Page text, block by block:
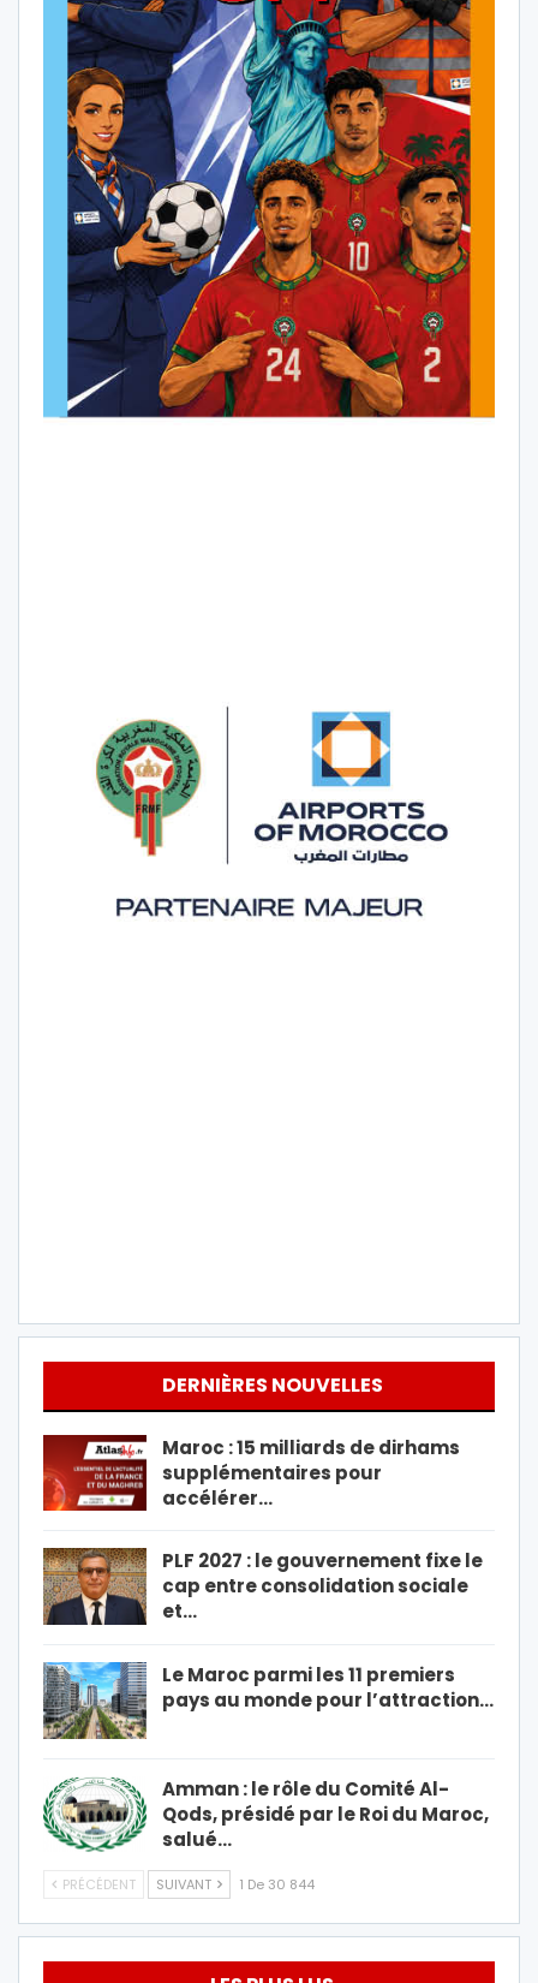
DERNIÈRES NOUVELLES
Maroc : 15 milliards de dirhams
supplémentaires pour
accélérer…
PLF 2027 : le gouvernement fixe le
cap entre consolidation sociale
et…
Le Maroc parmi les 11 premiers
pays au monde pour l’attraction…
Amman : le rôle du Comité Al-
Qods, présidé par le Roi du Maroc,
salué…
PRÉCÉDENT SUIVANT 1 De 30 844